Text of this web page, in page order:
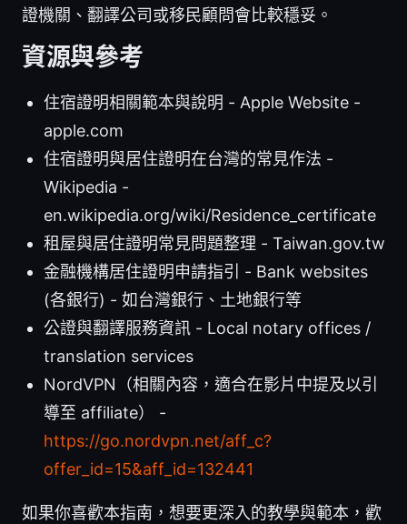
證機關、翻譯公司或移民顧問會比較穩妥。
資源與參考
住宿證明相關範本與說明 - Apple Website -
apple.com
住宿證明與居住證明在台灣的常見作法 -
Wikipedia -
en.wikipedia.org/wiki/Residence_certificate
租屋與居住證明常見問題整理 - Taiwan.gov.tw
金融機構居住證明申請指引 - Bank websites
(各銀行) - 如台灣銀行、土地銀行等
公證與翻譯服務資訊 - Local notary offices /
translation services
NordVPN（相關內容，適合在影片中提及以引
導至 affiliate） -
https://go.nordvpn.net/aff_c?
offer_id=15&aff_id=132441
如果你喜歡本指南，想要更深入的教學與範本，歡